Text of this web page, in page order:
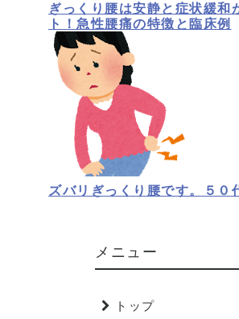
ぎっくり腰は安静と症状緩和
ト！急性腰痛の特徴と臨床例
ズバリぎっくり腰です。５０
メニュー
トップ